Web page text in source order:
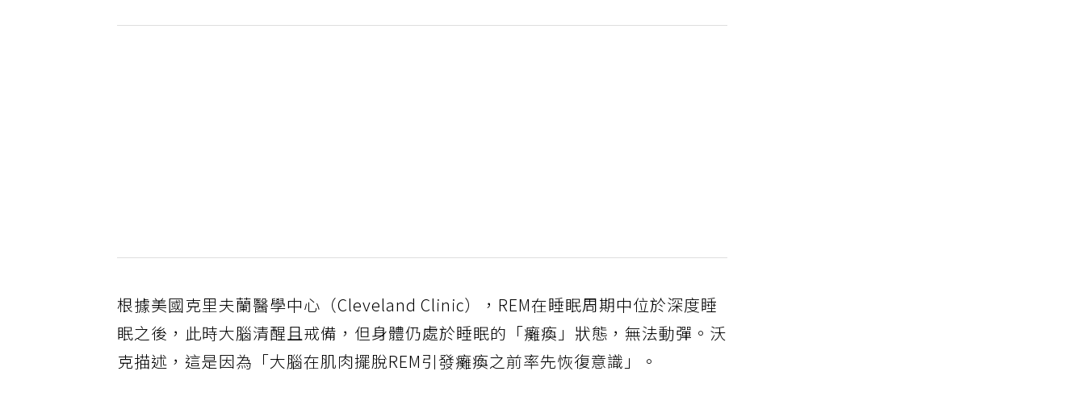
根據美國克里夫蘭醫學中心（Cleveland Clinic），REM在睡眠周期中位於深度睡
眠之後，此時大腦清醒且戒備，但身體仍處於睡眠的「癱瘓」狀態，無法動彈。沃
克描述，這是因為「大腦在肌肉擺脫REM引發癱瘓之前率先恢復意識」。